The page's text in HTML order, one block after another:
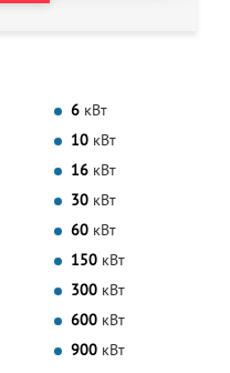
6 кВт
10 кВт
16 кВт
30 кВт
60 кВт
150 кВт
300 кВт
600 кВт
900 кВт